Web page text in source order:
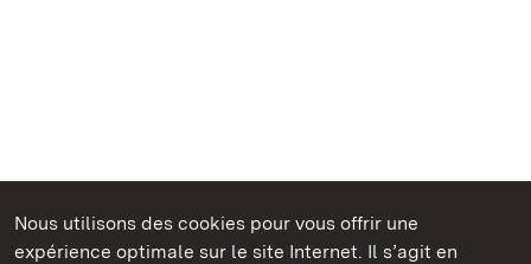
Nous utilisons des cookies pour vous offrir une
expérience optimale sur le site Internet. Il s’agit en
Châteaux et jardins publics du Bade-Wurtemberg